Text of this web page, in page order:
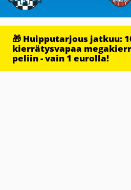
🎁 Huipputarjous jatkuu:
kierrätysvapaa
peliin - vain 1 eurolla!